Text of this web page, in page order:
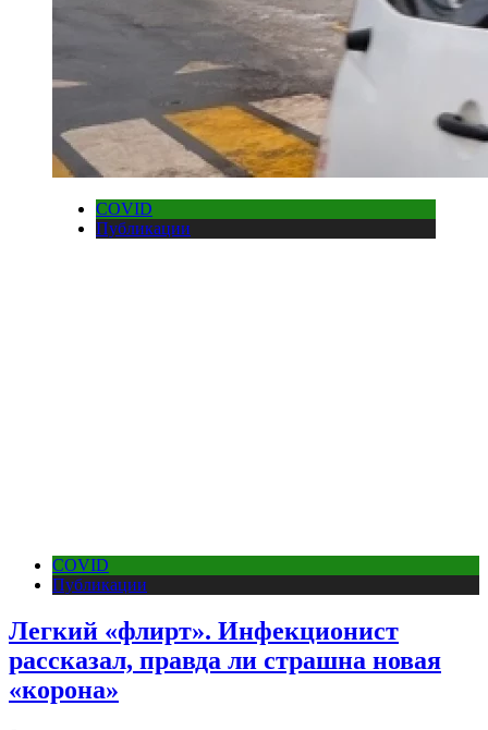
COVID
Публикации
COVID
Публикации
Легкий «флирт». Инфекционист
рассказал, правда ли страшна новая
«корона»